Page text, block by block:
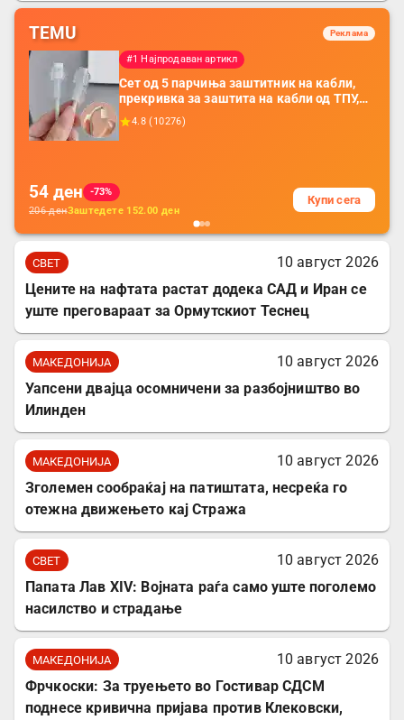
TEMU Реклама
#1 Најпродаван артикл
Сет од 5 парчиња заштитник на кабли,
прекривка за заштита на кабли од ТПУ,
додатоци за заштита на кабли, без
батерија, за мобилни телефони, комплет
4.8 ( 10276)
54 ден
-73%
206денЗаштедете 152.00 ден
Купи сега
СВЕТ
10 август 2026
Цените на нафтата растат додека САД и Иран се
уште преговараат за Ормутскиот Теснец
МАКЕДОНИЈА
10 август 2026
Уапсени двајца осомничени за разбојништво во
Илинден
МАКЕДОНИЈА
10 август 2026
Зголемен сообраќај на патиштата, несреќа го
отежна движењето кај Стража
СВЕТ
10 август 2026
Папата Лав XIV: Војната раѓа само уште поголемо
насилство и страдање
МАКЕДОНИЈА
10 август 2026
Фрчкоски: За труењето во Гостивар СДСМ
поднесе кривична пријава против Клековски,